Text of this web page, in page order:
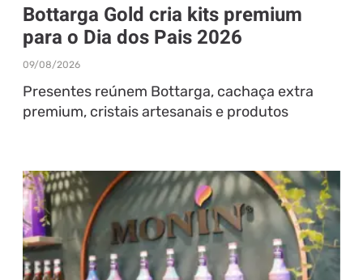
Bottarga Gold cria kits premium
para o Dia dos Pais 2026
09/08/2026
Presentes reúnem Bottarga, cachaça extra
premium, cristais artesanais e produtos